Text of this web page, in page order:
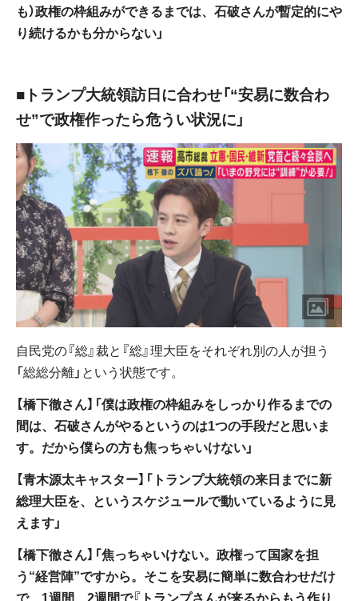
も）政権の枠組みができるまでは、石破さんが暫定的にや
り続けるかも分からない」
■トランプ大統領訪日に合わせ「“安易に数合わ
せ”で政権作ったら危うい状況に」
自民党の『総』裁と『総』理大臣をそれぞれ別の人が担う
「総総分離」という状態です。
【橋下徹さん】「僕は政権の枠組みをしっかり作るまでの
間は、石破さんがやるというのは1つの手段だと思いま
す。だから僕らの方も焦っちゃいけない」
【青木源太キャスター】「トランプ大統領の来日までに新
総理大臣を、というスケジュールで動いているように見
えます」
【橋下徹さん】「焦っちゃいけない。政権って国家を担
う“経営陣”ですから。そこを安易に簡単に数合わせだけ
で、1週間、2週間で『トランプさんが来るからもう作り